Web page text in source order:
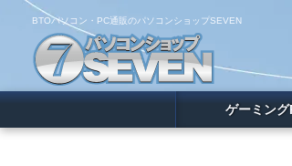
BTOパソコン・PC通販のパソコンショップSEVEN
ゲーミング